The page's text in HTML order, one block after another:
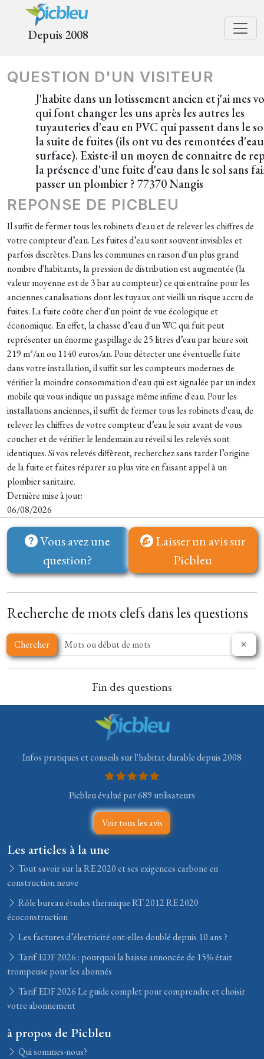
Depuis 2008
QUESTION D'UN VISITEUR
J'habite dans un lotissement ancien et j'ai mes
qui font changer les uns après les autres les
tuyauteries d'eau en PVC qui passent dans le
la suite de fuites (ils ont vu des remontées
surface). Existe-il un moyen de connaitre de
la présence d'une fuite d'eau dans le sol sans
passer un plombier ? 77370 Nangis
REPONSE DE PICBLEU
Il suffit de fermer tous les robinets d'eau et de relever les chiffres de
votre compteur d’eau. Les fuites d’eau sont souvent invisibles et
parfois discrètes. Dans les communes en raison d'un plus grand
nombre d'habitants, la pression de distribution est augmentée (la
valeur moyenne est de 3 bar au compteur) ce qui entraîne pour les
anciennes canalisations dont les tuyaux ont vieilli un risque accru de
fuites. La fuite coûte cher d'un point de vue écologique et
économique. En effet, la chasse d’eau d'un WC qui fuit peut
représenter un énorme gaspillage de 25 litres d’eau par heure soit
219 m³/an ou 1140 euros/an. Pour détecter une éventuelle fuite
dans votre installation, il suffit sur les compteurs modernes de
vérifier la moindre consommation d'eau qui est signalée par un index
mobile qui vous indique un passage même infime d'eau. Pour les
installations anciennes, il suffit de fermer tous les robinets d'eau, de
relever les chiffres de votre compteur d’eau le soir avant de vous
coucher et de vérifier le lendemain au réveil si les relevés sont
identiques. Si vos relevés diffèrent, recherchez sans tarder l’origine
de la fuite et faites réparer au plus vite en faisant appel à un
plombier sanitaire.
Dernière mise à jour:
06/08/2026
Vous avez une
question?
Laisser un avis sur
Picbleu
Recherche de mots clefs dans les questions
Chercher
Fin des questions
Infos pratiques et conseils sur l'habitat durable depuis 2008
Picbleu évalué par 689 utilisateurs
Voir tous les avis
Les articles à la une
Tout savoir sur la RE 2020 et ses exigences carbone en
construction neuve
Rôle bureau études thermique RT 2012 RE 2020
écoconstruction
Les factures d’électricité ont-elles doublé depuis 10 ans ?
Tarif EDF 2026 : pourquoi la baisse annoncée de 15% était
trompeuse pour les abonnés
Tarif EDF 2026 Le guide complet pour comprendre et choisir
votre abonnement
à propos de Picbleu
Qui sommes-nous?